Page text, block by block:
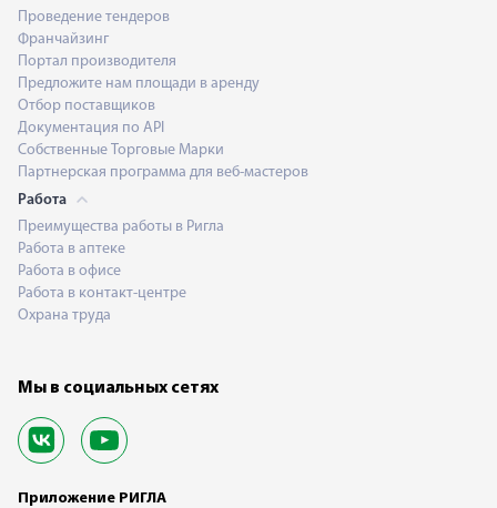
Проведение тендеров
Франчайзинг
Портал производителя
Предложите нам площади в аренду
Отбор поставщиков
Документация по API
Собственные Торговые Марки
Партнерская программа для веб-мастеров
Работа
Преимущества работы в Ригла
Работа в аптеке
Работа в офисе
Работа в контакт-центре
Охрана труда
Мы в социальных сетях
Приложение РИГЛА